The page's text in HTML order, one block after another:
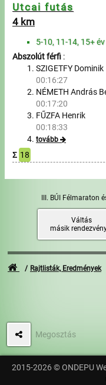
Utcai futás
4 km
5-10, 11-14, 15+ év
Abszolút férfi :
SZIGETFY Dominik
00:16:27
NÉMETH András
00:17:20
FŰZFA Henrik
00:18:33
tovább
Σ 18
III. BÚI Félmaraton
Váltás
másik
Rajtlisták, Eredmények
Megosztás
2015-2026 © ONDEPU